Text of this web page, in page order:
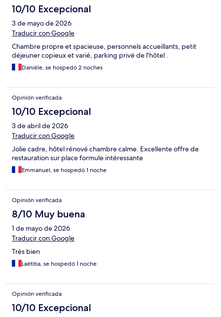
10/10 Excepcional
3 de mayo de 2026
Traducir con Google
Chambre propre et spacieuse, personnels accueillants, petit
déjeuner copieux et varié, parking privé de l'hôtel .
Danièle, se hospedó 2 noches
Opinión verificada
10/10 Excepcional
3 de abril de 2026
Traducir con Google
Jolie cadre, hôtel rénové chambre calme. Excellente offre de
restauration sur place formule intéressante
Emmanuel, se hospedó 1 noche
Opinión verificada
8/10 Muy buena
1 de mayo de 2026
Traducir con Google
Très bien
Laëtitia, se hospedó 1 noche
Opinión verificada
10/10 Excepcional